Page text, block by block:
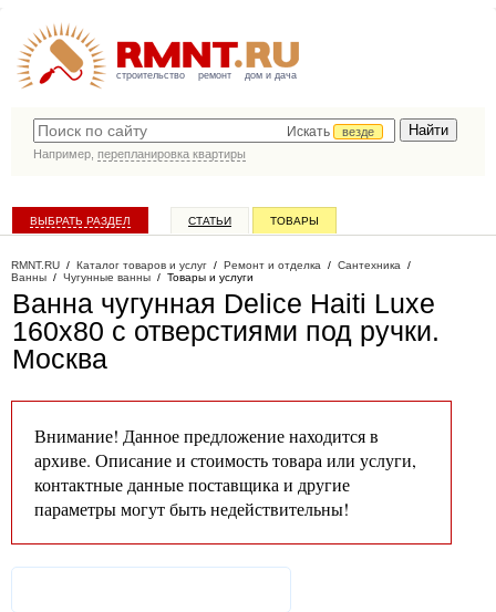
строительство ремонт дом и дача
Искать
везде
Например, перепланировка квартиры
ВЫБРАТЬ РАЗДЕЛ СТАТЬИ ТОВАРЫ
RMNT.RU / Каталог товаров и услуг / Ремонт и отделка / Сантехника /
Ванны / Чугунные ванны / Товары и услуги
Ванна чугунная Delice Haiti Luxe
160х80 с отверстиями под ручки.
Москва
Внимание! Данное предложение находится в
архиве. Описание и стоимость товара или услуги,
контактные данные поставщика и другие
параметры могут быть недействительны!